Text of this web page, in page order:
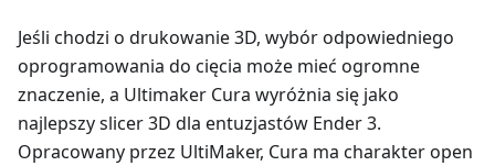
Jeśli chodzi o drukowanie 3D, wybór odpowiedniego
oprogramowania do cięcia może mieć ogromne
znaczenie, a Ultimaker Cura wyróżnia się jako
najlepszy slicer 3D dla entuzjastów Ender 3.
Opracowany przez UltiMaker, Cura ma charakter open